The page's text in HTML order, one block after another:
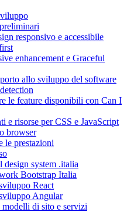
responsivo e accessibile
enhancement e Graceful
allo sviluppo del software
le feature disponibili con Can I
e risorse per CSS e JavaScript
browser
le prestazioni
system .italia
Bootstrap Italia
React
Angular
di sito e servizi